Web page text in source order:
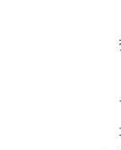
报
一
北